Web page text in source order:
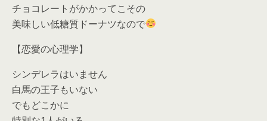
チョコレートがかかってこその
美味しい低糖質ドーナツなので
【恋愛の心理学】
シンデレラはいません
白馬の王子もいない
でもどこかに